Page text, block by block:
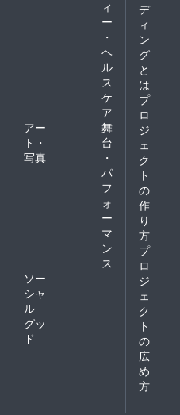
ィ
ー
・
ヘ
ル
ス
ケ
ア
アー
ト・
写真
舞
台
・
パ
フ
ォ
ー
マ
ン
ス
ソー
シャ
ル
グッ
ド
デ
ィ
ン
グ
と
は
プ
ロ
ジ
ェ
ク
ト
の
作
り
方
プ
ロ
ジ
ェ
ク
ト
の
広
め
方